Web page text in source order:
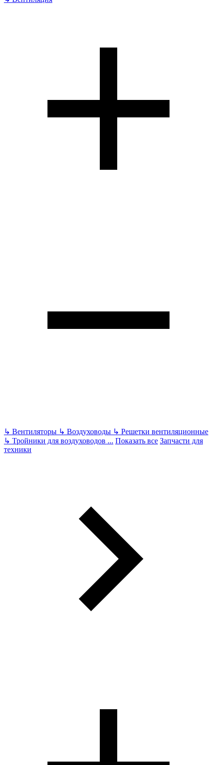
↳ Вентиляторы ↳ Воздуховоды ↳ Решетки вентиляционные
↳ Тройники для воздуховодов ... Показать все Запчасти для
техники